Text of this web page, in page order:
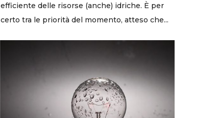
efficiente delle risorse (anche) idriche. È per
certo tra le priorità del momento, atteso che...